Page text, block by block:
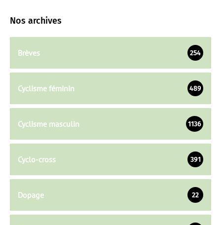
Nos archives
Brèves 254
Cyclisme féminin 489
Cyclisme masculin 1136
Cyclo-cross 391
Dopage 22